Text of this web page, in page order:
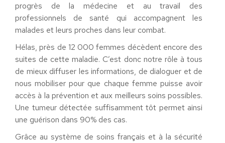
progrès de la médecine et au travail des
professionnels de santé qui accompagnent les
malades et leurs proches dans leur combat.
Hélas, près de 12 000 femmes décèdent encore des
suites de cette maladie. C’est donc notre rôle à tous
de mieux diffuser les informations, de dialoguer et de
nous mobiliser pour que chaque femme puisse avoir
accès à la prévention et aux meilleurs soins possibles.
Une tumeur détectée suffisamment tôt permet ainsi
une guérison dans 90% des cas.
Grâce au système de soins français et à la sécurité